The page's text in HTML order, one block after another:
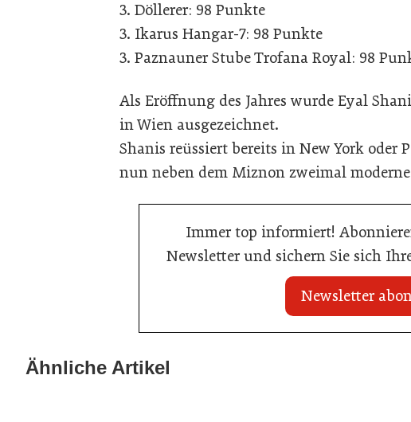
3. Döllerer: 98 Punkte
3. Ikarus Hangar-7: 98 Punkte
3. Paznauner Stube Trofana Royal: 98
Als Eröffnung des Jahres wurde Eyal
in Wien ausgezeichnet.
Shanis reüssiert bereits in New York oder
nun neben dem Miznon zweimal
Immer top informiert!
Newsletter und sichern Sie sich
Newsletter
Ähnliche Artikel
War die Fußball-WM 2026 für Ihren